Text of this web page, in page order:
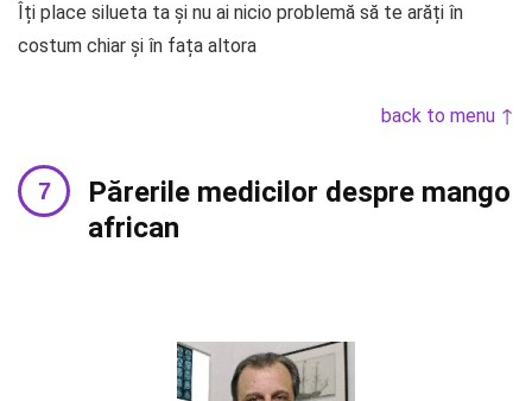
Îți place silueta ta și nu ai nicio problemă să te arăți în
costum chiar și în fața altora
back to menu ↑
Părerile medicilor despre mango
african